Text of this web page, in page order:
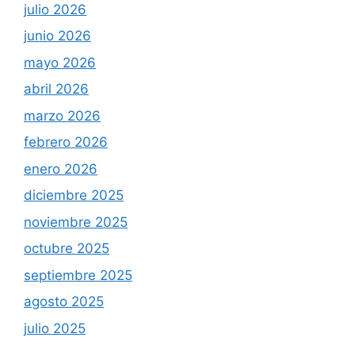
julio 2026
junio 2026
mayo 2026
abril 2026
marzo 2026
febrero 2026
enero 2026
diciembre 2025
noviembre 2025
octubre 2025
septiembre 2025
agosto 2025
julio 2025